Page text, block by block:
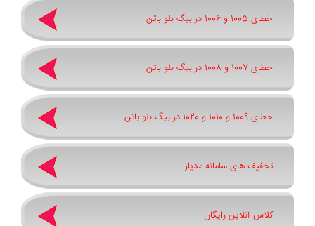
خطای 1005 و 1006 در بیگ بلو باتن
خطای 1007 و 1008 در بیگ بلو باتن
خطای 1009 و 1010 و 1020 در بیگ بلو باتن
تخفیف های سامانه مدیار
کلاس آنلاین رایگان